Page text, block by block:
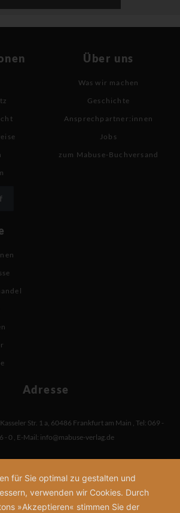
Über uns
Was wir machen
Geschichte
Ansprechpartner:innen
Jobs
zum Mabuse-Buchversand
Adresse
Kasseler Str. 1 a 60486 Frankfurt am Main Tel: 069 -
- 0 E-Mail: info@mabuse-verlag.de
für Sie optimal zu gestalten und
verwenden wir Cookies. Durch
»Akzeptieren« stimmen Sie der